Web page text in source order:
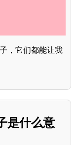
，它们都能让我
是什么意